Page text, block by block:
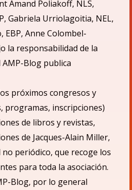
Amand Poliakoff, NLS,
Gabriela Urriolagoitia, NEL,
EBP, Anne Colombel-
la responsabilidad de la
AMP-Blog publica
próximos congresos y
programas, inscripciones)
de libros y revistas,
de Jacques-Alain Miller,
no periódico, que recoge los
para toda la asociación.
Blog, por lo general